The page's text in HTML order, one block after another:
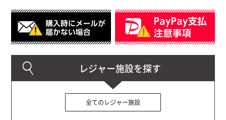
全てのレジャー施設